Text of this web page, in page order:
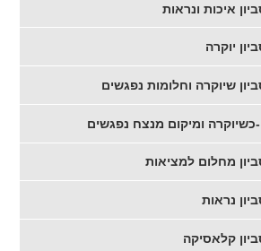
איכות ונראות
יוקרה
שיוקרה וחלומות נפגשים
כשיוקרה ומיקום מנצח נפגשים
מחלום למציאות
נראות
קלאסיקה